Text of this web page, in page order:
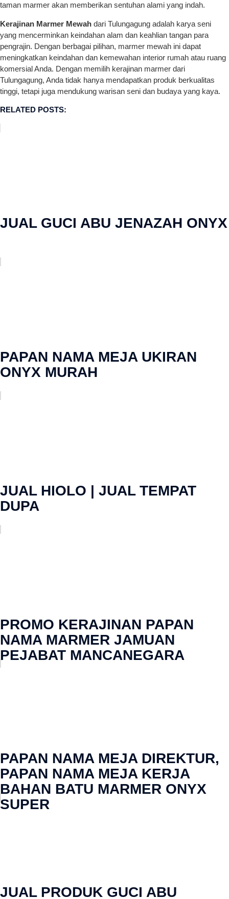
taman marmer akan memberikan sentuhan alami yang indah.
Kerajinan Marmer Mewah dari Tulungagung adalah karya seni
yang mencerminkan keindahan alam dan keahlian tangan para
pengrajin. Dengan berbagai pilihan, marmer mewah ini dapat
meningkatkan keindahan dan kemewahan interior rumah atau ruang
komersial Anda. Dengan memilih kerajinan marmer dari
Tulungagung, Anda tidak hanya mendapatkan produk berkualitas
tinggi, tetapi juga mendukung warisan seni dan budaya yang kaya.
RELATED POSTS:
JUAL GUCI ABU JENAZAH ONYX
PAPAN NAMA MEJA UKIRAN
ONYX MURAH
JUAL HIOLO | JUAL TEMPAT
DUPA
PROMO KERAJINAN PAPAN
NAMA MARMER JAMUAN
PEJABAT MANCANEGARA
PAPAN NAMA MEJA DIREKTUR,
PAPAN NAMA MEJA KERJA
BAHAN BATU MARMER ONYX
SUPER
JUAL PRODUK GUCI ABU